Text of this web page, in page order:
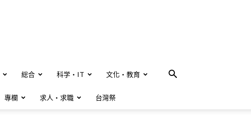
総合 科学・IT 文化・教育
專欄 求人・求職 台灣祭